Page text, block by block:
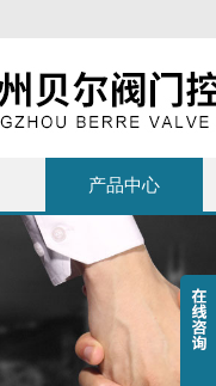
产品中心